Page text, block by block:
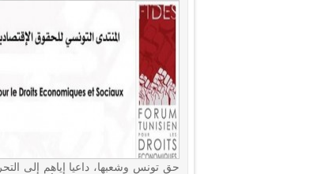
حق تونس وشعبها، داعيا إياهم إلى